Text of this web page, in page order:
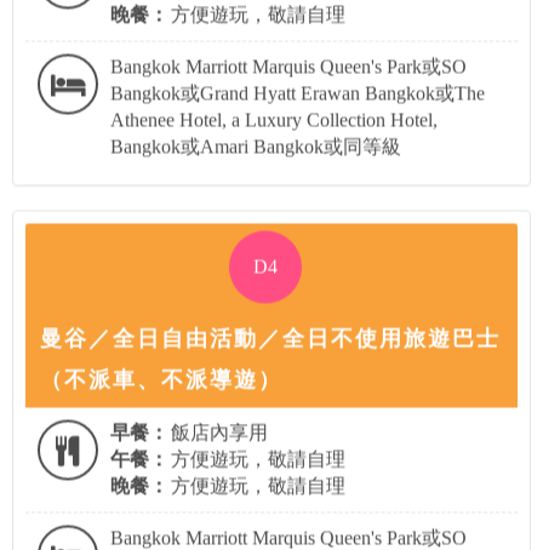
晚餐： 方便遊玩，敬請自理
Bangkok Marriott Marquis Queen's Park或SO
Bangkok或Grand Hyatt Erawan Bangkok或The
Athenee Hotel, a Luxury Collection Hotel,
Bangkok或Amari Bangkok或同等級
D4
曼谷／全日自由活動／全日不使用旅遊巴士
（不派車、不派導遊）
早餐： 飯店內享用
午餐： 方便遊玩，敬請自理
晚餐： 方便遊玩，敬請自理
Bangkok Marriott Marquis Queen's Park或SO